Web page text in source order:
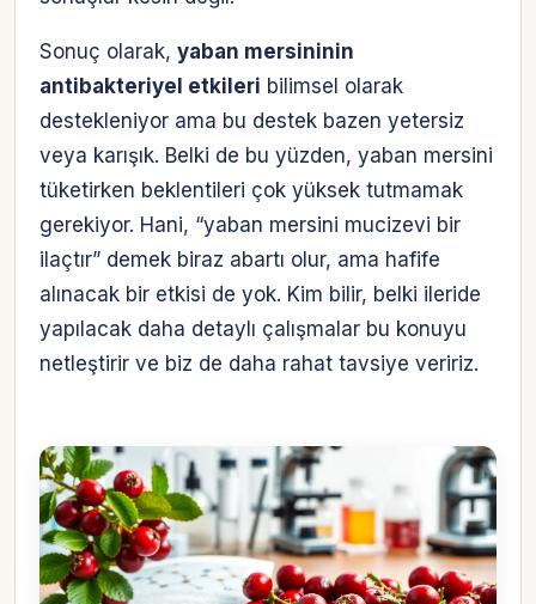
Sonuç olarak, yaban mersininin
antibakteriyel etkileri bilimsel olarak
destekleniyor ama bu destek bazen yetersiz
veya karışık. Belki de bu yüzden, yaban mersini
tüketirken beklentileri çok yüksek tutmamak
gerekiyor. Hani, “yaban mersini mucizevi bir
ilaçtır” demek biraz abartı olur, ama hafife
alınacak bir etkisi de yok. Kim bilir, belki ileride
yapılacak daha detaylı çalışmalar bu konuyu
netleştirir ve biz de daha rahat tavsiye veririz.